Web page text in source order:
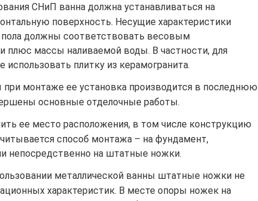
СНиП ванна должна устанавливаться на
поверхность. Несущие характеристики
пола должны соответствовать весовым
плюс массы наливаемой воды. В частности, для
использовать плитку из керамогранита.
при монтаже ее установка производится в последнюю
основные отделочные работы.
ее место расположения, в том числе конструкцию
способ монтажа – на фундамент,
непосредственно на штатные ножки.
металлической ванны штатные ножки не
характеристик. В месте опоры ножек на